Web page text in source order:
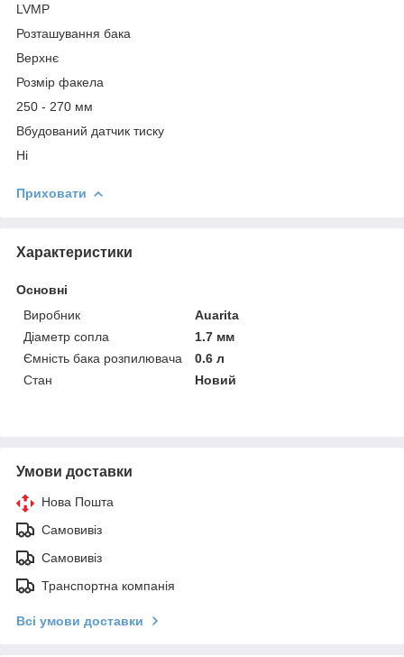
LVMP
Розташування бака
Верхнє
Розмір факела
250 - 270 мм
Вбудований датчик тиску
Ні
Приховати
Характеристики
Основні
Виробник
Auarita
Діаметр сопла
1.7 мм
Ємність бака розпилювача
0.6 л
Стан
Новий
Умови доставки
Нова Пошта
Самовивіз
Самовивіз
Транспортна компанія
Всі умови доставки